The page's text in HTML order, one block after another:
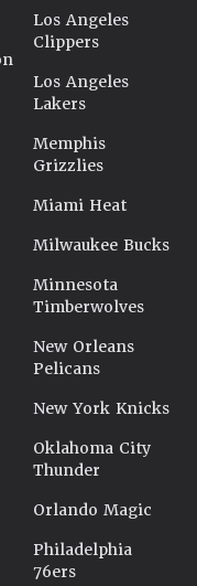
Los Angeles
Clippers
Los Angeles
Lakers
Memphis
Grizzlies
Miami Heat
Milwaukee Bucks
Minnesota
Timberwolves
New Orleans
Pelicans
New York Knicks
Oklahoma City
Thunder
Orlando Magic
Philadelphia
76ers